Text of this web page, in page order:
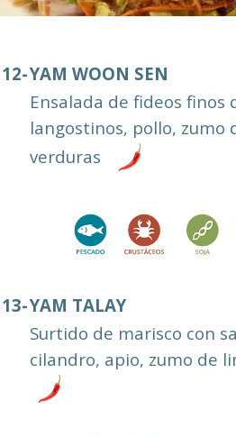
12-YAM WOON SEN
Ensalada de fideos finos
langostinos, pollo, zumo
verduras
13-YAM TALAY
Surtido de marisco con
cilandro, apio, zumo de